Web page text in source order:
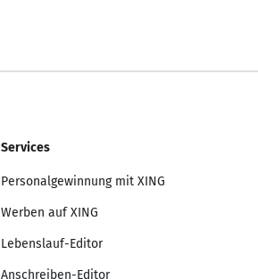
Services
Personalgewinnung mit XING
Werben auf XING
Lebenslauf-Editor
Anschreiben-Editor